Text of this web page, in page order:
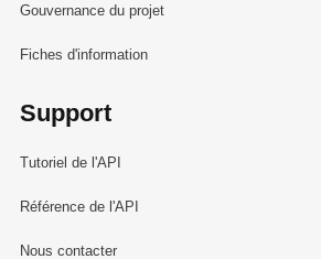
Gouvernance du projet
Fiches d'information
Support
Tutoriel de l'API
Référence de l'API
Nous contacter